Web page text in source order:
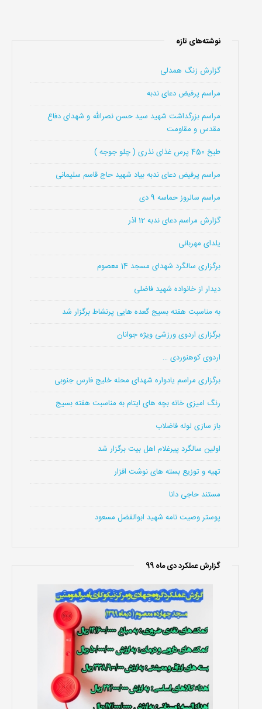
نوشته‌های تازه
گزارش زنگ همدلی
مراسم پرفیض دعای ندبه
مراسم بزرگداشت شهید سید حسن نصرالله و شهدای دفاع
مقدس و مقاومت
طبخ 450 پرس غذای نذری ( چلو جوجه )
مراسم پرفیض دعای ندبه بیاد شهید حاج قاسم سلیمانی
مراسم سالروز حماسه 9 دی
گزارش مراسم دعای ندبه 12 اذر
یلدای مهربانی
برگزاری سالگرد شهدای مسجد 14 معصوم
دیدار از خانواده شهید فاضلی
به مناسبت هفته بسیج گعده هایی پرنشاط برگزار شد
برگزاری اردوی ورزشی ویژه جوانان
اردوی کوهنوردی …
برگزاری مراسم یادواره شهدای محله خلیج فارس جنوبی
رنگ امیزی خانه بچه های ایتام به مناسبت هفته بسیج
باز سازی لوله فاضلاب
اولین سالگرد پیرغلام اهل بیت برگزار شد
تهیه و توزیع بسته های نوشت افزار
مستند حاجی دانا
پوستر وصیت نامه شهید ابوالفضل مسعود
گزارش عملکرد دی ماه 99